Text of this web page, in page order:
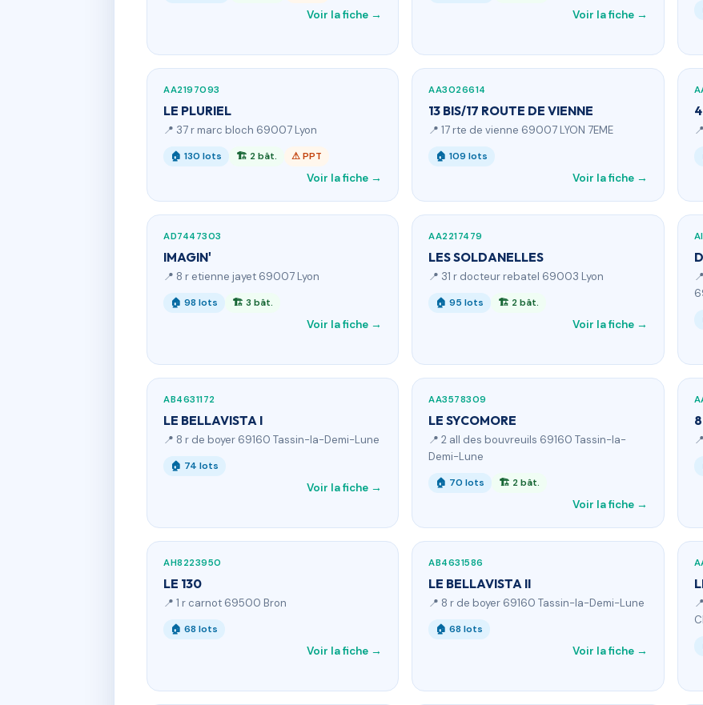
Voir la fiche → Voir la fiche →
AA2197093
LE PLURIEL
📍 37 r marc bloch 69007 Lyon
🏠 130 lots 🏗 2 bât. ⚠ PPT
Voir la fiche →
AA3026614
13 BIS/17 ROUTE DE VIENNE
📍 17 rte de vienne 69007 LYON 7EME
🏠 109 lots
Voir la fiche →
AD7447303
IMAGIN'
📍 8 r etienne jayet 69007 Lyon
🏠 98 lots 🏗 3 bât.
Voir la fiche →
AA2217479
LES SOLDANELLES
📍 31 r docteur rebatel 69003 Lyon
🏠 95 lots 🏗 2 bât.
Voir la fiche →
AB4631172
LE BELLAVISTA I
📍 8 r de boyer 69160 Tassin-la-Demi-Lune
🏠 74 lots
Voir la fiche →
AA3578309
LE SYCOMORE
📍 2 all des bouvreuils 69160 Tassin-la-
Demi-Lune
🏠 70 lots 🏗 2 bât.
Voir la fiche →
AH8223950
LE 130
📍 1 r carnot 69500 Bron
🏠 68 lots
Voir la fiche →
AB4631586
LE BELLAVISTA II
📍 8 r de boyer 69160 Tassin-la-Demi-Lune
🏠 68 lots
Voir la fiche →